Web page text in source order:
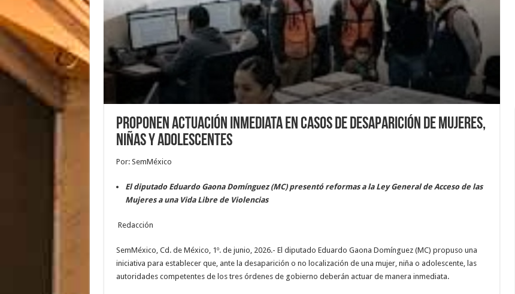
Proponen actuación inmediata en casos de desaparición de mujeres,
niñas y adolescentes
Por: SemMéxico
El diputado Eduardo Gaona Domínguez (MC) presentó reformas a la Ley General de Acceso de las
Mujeres a una Vida Libre de Violencias
Redacción
SemMéxico, Cd. de México, 1º. de junio, 2026.- El diputado Eduardo Gaona Domínguez (MC) propuso una
iniciativa para establecer que, ante la desaparición o no localización de una mujer, niña o adolescente, las
autoridades competentes de los tres órdenes de gobierno deberán actuar de manera inmediata.